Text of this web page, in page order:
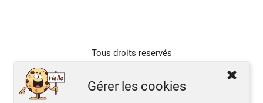
Tous droits reservés
DeltaCMS
Gérer les cookies